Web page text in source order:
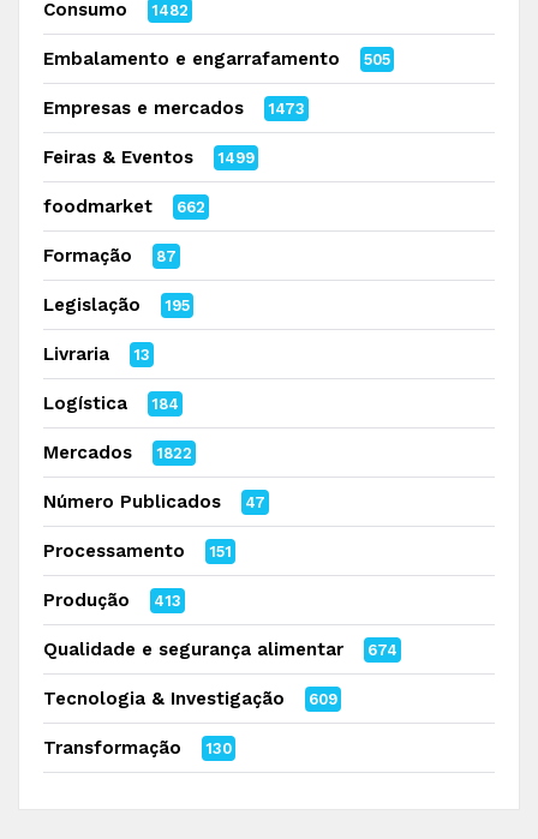
Consumo 1482
Embalamento e engarrafamento 505
Empresas e mercados 1473
Feiras & Eventos 1499
foodmarket 662
Formação 87
Legislação 195
Livraria 13
Logística 184
Mercados 1822
Número Publicados 47
Processamento 151
Produção 413
Qualidade e segurança alimentar 674
Tecnologia & Investigação 609
Transformação 130